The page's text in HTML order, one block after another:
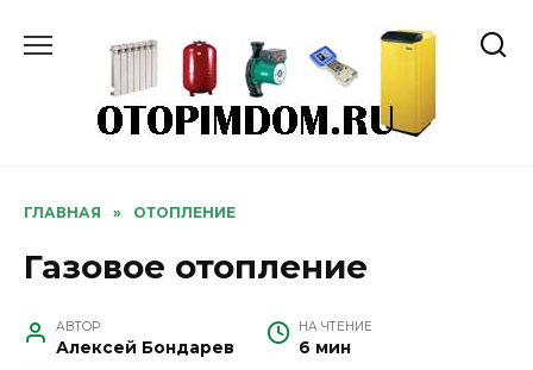
ГЛАВНАЯ » ОТОПЛЕНИЕ
Газовое отопление
АВТОР
Алексей Бондарев
НА ЧТЕНИЕ
6 мин